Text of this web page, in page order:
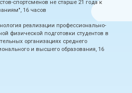
спортсменов не старше 21 года к
16 часов
реализации профессионально-
физической подготовки студентов в
организациях среднего
и высшего образования, 16